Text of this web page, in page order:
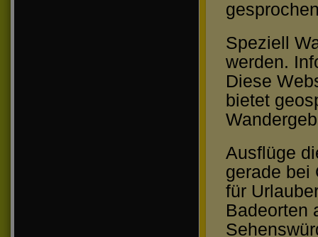
Speziell
werden.
Diese
bietet
Ausflüge
gerade bei
für
Badeorten